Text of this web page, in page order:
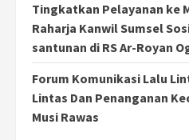
Tingkatkan Pelayanan ke
Raharja Kanwil Sumsel
santunan di RS Ar-Royan
Forum Komunikasi Lalu
Lintas Dan Penanganan
Musi Rawas